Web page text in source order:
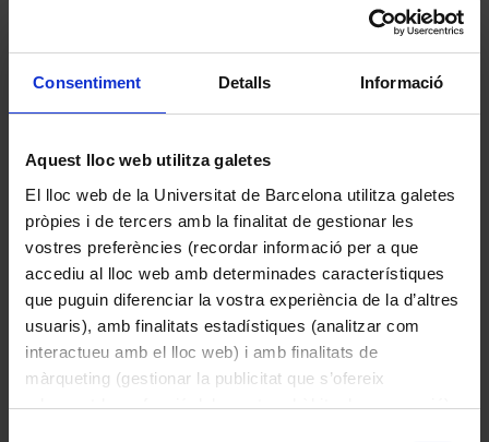
Consentiment Detalls Informació
Aquest lloc web utilitza galetes
El lloc web de la Universitat de Barcelona utilitza galetes
pròpies i de tercers amb la finalitat de gestionar les
vostres preferències (recordar informació per a que
accediu al lloc web amb determinades característiques
que puguin diferenciar la vostra experiència de la d’altres
usuaris), amb finalitats estadístiques (analitzar com
interactueu amb el lloc web) i amb finalitats de
màrqueting (gestionar la publicitat que s’ofereix
adequant-la en funció dels vostres hàbits de navegació).
Jordi Sabater Pi
1989